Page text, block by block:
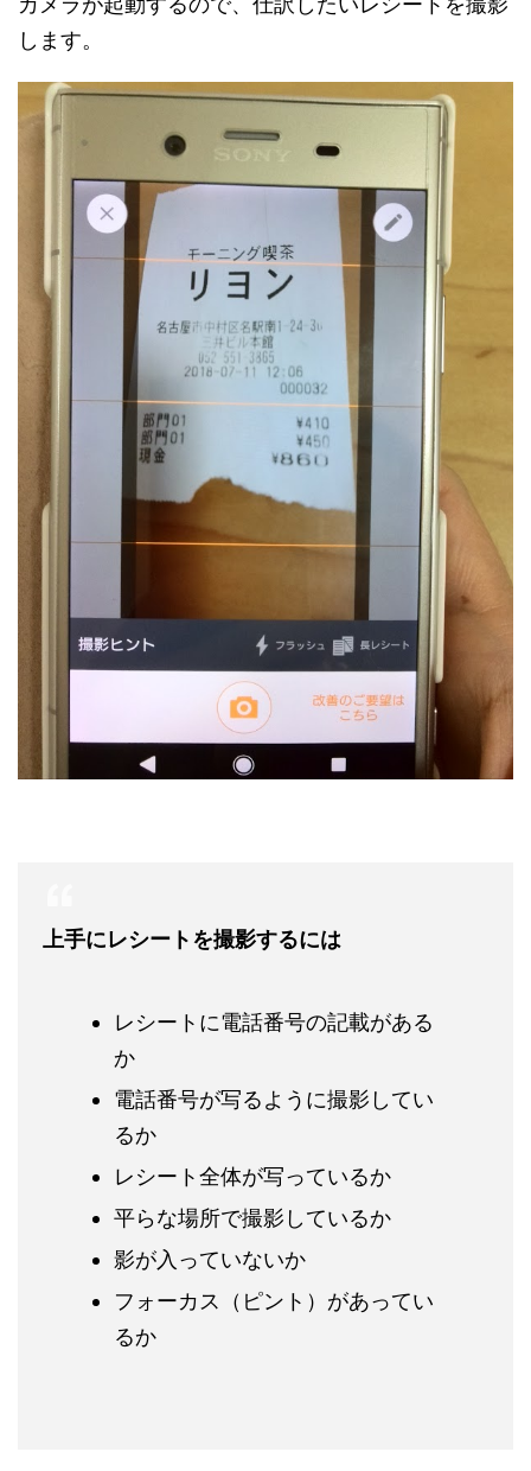
します。
上手にレシートを撮影するには
レシートに電話番号の記載がある
か
電話番号が写るように撮影してい
るか
レシート全体が写っているか
平らな場所で撮影しているか
影が入っていないか
フォーカス（ピント）があってい
るか